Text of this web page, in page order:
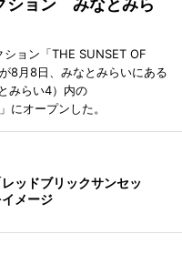
ション みなとみら
ョン「THE SUNSET OF
8月8日、みなとみらいにある
みらい4）内の
にオープンした。
ッドブリックサンセッ
イメージ